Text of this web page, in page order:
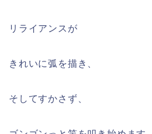
リライアンスが
きれいに弧を描き、
そしてすかさず、